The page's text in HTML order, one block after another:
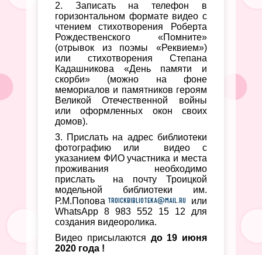
2. Записать на телефон в
горизонтальном формате видео с
чтением стихотворения Роберта
Рождественского «Помните»
(отрывок из поэмы «Реквием»)
или стихотворения Степана
Кадашникова «День памяти и
скорби» (можно на фоне
мемориалов и памятников героям
Великой Отечественной войны
или оформленных окон своих
домов).
3. Прислать на адрес библиотеки
фотографию или видео с
указанием ФИО участника и места
проживания необходимо
прислать на почту Троицкой
модельной библиотеки им.
Р.М.Попова troickbiblioteka@mail.ru или
WhatsApp 8 983 552 15 12 для
создания видеоролика.
Видео присылаются до 19 июня
2020 года !